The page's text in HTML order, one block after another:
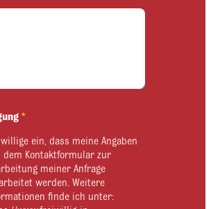
*
willige ein, dass meine Angaben
dem Kontaktformular zur
meiner Anfrage
werden. Weitere
finde ich unter: